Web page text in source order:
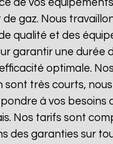
de vos
gaz. Nous
qualité et des
garantir une durée
optimale.
sont très courts,
à vos besoins
Nos tarifs sont
des garanties sur